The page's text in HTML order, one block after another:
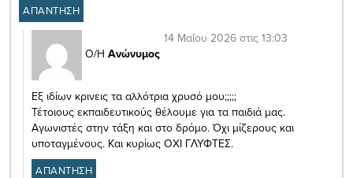
ΑΠΑΝΤΗΣΗ
Ο/Η Ανώνυμος
14 Μαΐου 2026 στις 13:03
Εξ ιδίων κρινεις τα αλλότρια χρυσό μου;;;;;
Τέτοιους εκπαιδευτικούς θέλουμε για τα παιδιά μας.
Αγωνιστές στην τάξη και στο δρόμο. Όχι μίζερους και
υποταγμένους. Και κυρίως ΟΧΙ ΓΛΥΦΤΕΣ.
ΑΠΑΝΤΗΣΗ